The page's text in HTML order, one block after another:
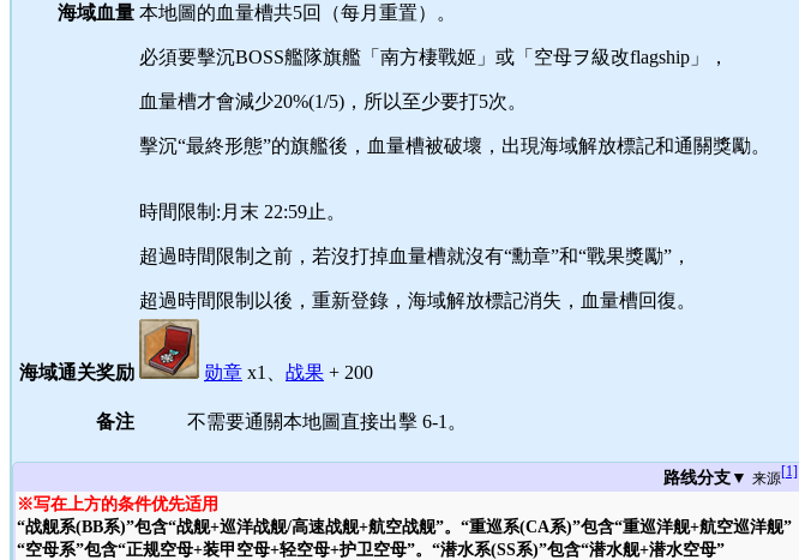
海域血量 本地圖的血量槽共5回（每月重置）。
必須要擊沉BOSS艦隊旗艦「南方棲戰姬」或「空母ヲ級改flagship」，
血量槽才會減少20%(1/5)，所以至少要打5次。
擊沉“最終形態”的旗艦後，血量槽被破壞，出現海域解放標記和通關獎勵。
時間限制:月末 22:59止。
超過時間限制之前，若沒打掉血量槽就沒有“勳章”和“戰果獎勵”，
超過時間限制以後，重新登錄，海域解放標記消失，血量槽回復。
海域通关奖励 勋章 x1、 战果 + 200
备注 不需要通關本地圖直接出擊 6-1。
路线分支▼ 来源[1]
※写在上方的条件优先适用
“战舰系(BB系)”包含“战舰+巡洋战舰/高速战舰+航空战舰”。“重巡系(CA系)”包含“重巡洋舰+航空巡洋舰”
“空母系”包含“正规空母+装甲空母+轻空母+护卫空母”。“潜水系(SS系)”包含“潜水舰+潜水空母”